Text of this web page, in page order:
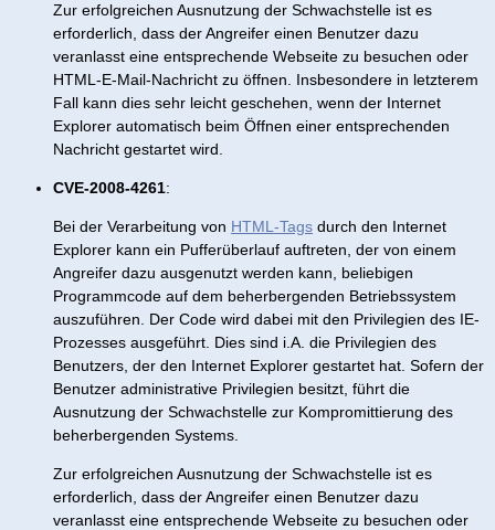
Zur erfolgreichen Ausnutzung der Schwachstelle ist es
erforderlich, dass der Angreifer einen Benutzer dazu
veranlasst eine entsprechende Webseite zu besuchen oder
HTML-E-Mail-Nachricht zu öffnen. Insbesondere in letzterem
Fall kann dies sehr leicht geschehen, wenn der Internet
Explorer automatisch beim Öffnen einer entsprechenden
Nachricht gestartet wird.
CVE-2008-4261:
Bei der Verarbeitung von HTML-Tags durch den Internet
Explorer kann ein Pufferüberlauf auftreten, der von einem
Angreifer dazu ausgenutzt werden kann, beliebigen
Programmcode auf dem beherbergenden Betriebssystem
auszuführen. Der Code wird dabei mit den Privilegien des IE-
Prozesses ausgeführt. Dies sind i.A. die Privilegien des
Benutzers, der den Internet Explorer gestartet hat. Sofern der
Benutzer administrative Privilegien besitzt, führt die
Ausnutzung der Schwachstelle zur Kompromittierung des
beherbergenden Systems.
Zur erfolgreichen Ausnutzung der Schwachstelle ist es
erforderlich, dass der Angreifer einen Benutzer dazu
veranlasst eine entsprechende Webseite zu besuchen oder